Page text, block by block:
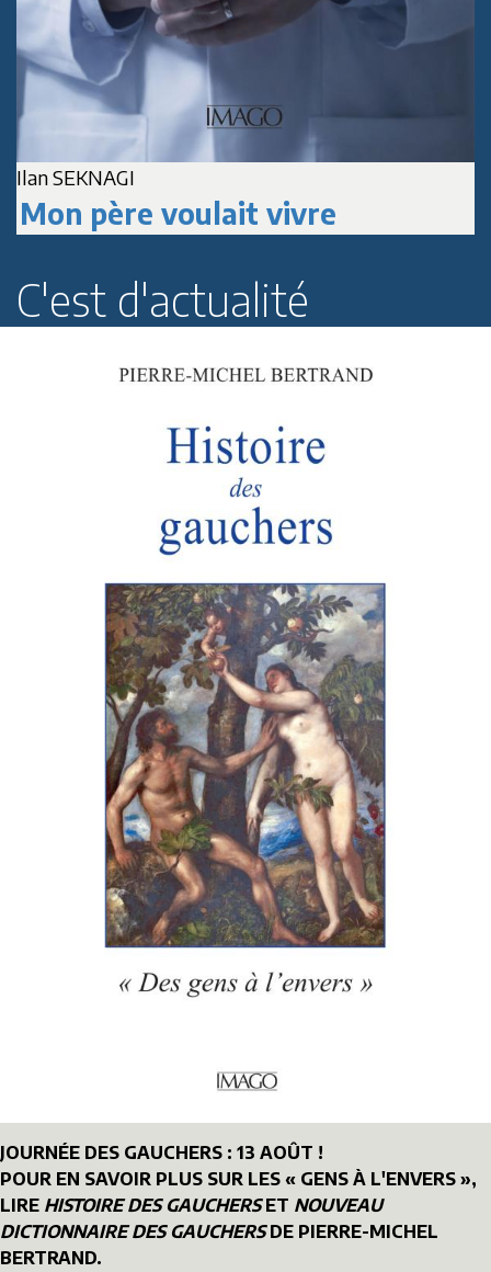
Ilan SEKNAGI
Mon père voulait vivre
C'est d'actualité
JOURNÉE DES GAUCHERS : 13 AOÛT !
POUR EN SAVOIR PLUS SUR LES « GENS À L'ENVERS »,
LIRE HISTOIRE DES GAUCHERSET NOUVEAU
DICTIONNAIRE DES GAUCHERSDE PIERRE-MICHEL
BERTRAND.